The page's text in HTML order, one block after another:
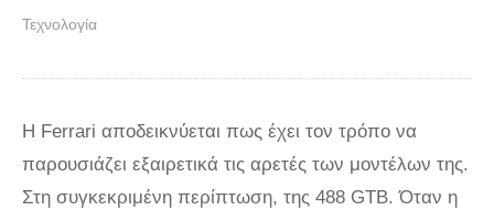
Τεχνολογία
Η Ferrari αποδεικνύεται πως έχει τον τρόπο να
παρουσιάζει εξαιρετικά τις αρετές των μοντέλων της.
Στη συγκεκριμένη περίπτωση, της 488 GTB. Όταν η